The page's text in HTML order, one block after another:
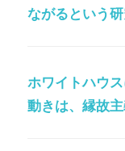
ながるという
ホワイトハウ
動きは、縁故